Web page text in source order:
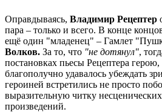
Оправдываясь, Владимир Рецептер
пара – только и всего. В конце
ещё один "младенец" – Гамлет
Волков. За то, что "не дотянул",
постановках пьесы Рецептера
благополучно удавалось убеждать
героиней встретились не просто
выразительную читку
произведений.